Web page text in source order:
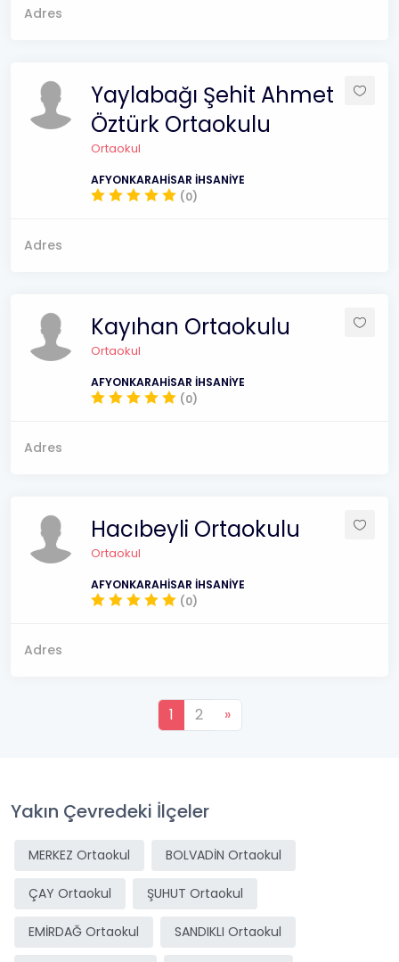
Adres
Yaylabağı Şehit Ahmet
Öztürk Ortaokulu
Ortaokul
AFYONKARAHİSAR İHSANİYE
(0)
Adres
Kayıhan Ortaokulu
Ortaokul
AFYONKARAHİSAR İHSANİYE
(0)
Adres
Hacıbeyli Ortaokulu
Ortaokul
AFYONKARAHİSAR İHSANİYE
(0)
Adres
1 2 »
Yakın Çevredeki İlçeler
MERKEZ Ortaokul BOLVADİN Ortaokul
ÇAY Ortaokul ŞUHUT Ortaokul
EMİRDAĞ Ortaokul SANDIKLI Ortaokul